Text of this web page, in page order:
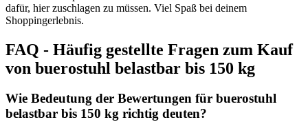
dafür, hier zuschlagen zu müssen. Viel Spaß bei deinem
Shoppingerlebnis.
FAQ - Häufig gestellte Fragen zum Kauf
von buerostuhl belastbar bis 150 kg
Wie Bedeutung der Bewertungen für buerostuhl
belastbar bis 150 kg richtig deuten?